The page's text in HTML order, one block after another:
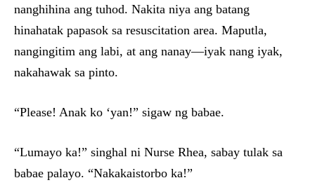
nanghihina ang tuhod. Nakita niya ang batang
hinahatak papasok sa resuscitation area. Maputla,
nangingitim ang labi, at ang nanay—iyak nang iyak,
nakahawak sa pinto.
“Please! Anak ko ‘yan!” sigaw ng babae.
“Lumayo ka!” singhal ni Nurse Rhea, sabay tulak sa
babae palayo. “Nakakaistorbo ka!”